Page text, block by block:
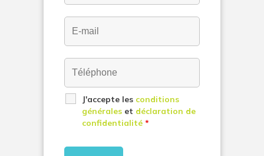
J'accepte les conditions
générales et déclaration de
confidentialité *